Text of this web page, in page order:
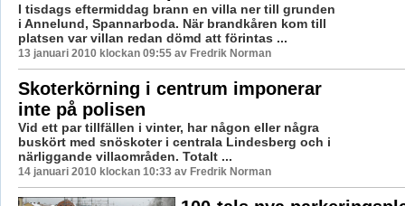
I tisdags eftermiddag brann en villa ner till grunden
i Annelund, Spannarboda. När brandkåren kom till
platsen var villan redan dömd att förintas ...
13 januari 2010 klockan 09:55 av Fredrik Norman
Skoterkörning i centrum imponerar
inte på polisen
Vid ett par tillfällen i vinter, har någon eller några
buskört med snöskoter i centrala Lindesberg och i
närliggande villaområden. Totalt ...
14 januari 2010 klockan 10:33 av Fredrik Norman